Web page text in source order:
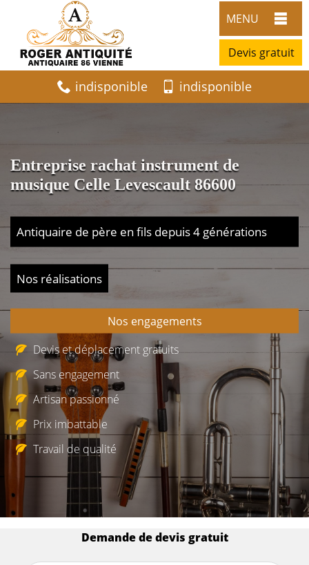
MENU
Devis gratuit
indisponible indisponible
Entreprise rachat instrument de
musique Celle Levescault 86600
Antiquaire de père en fils depuis 4 générations
Nos réalisations
Nos engagements
Devis et déplacement gratuits
Sans engagement
Artisan passionné
Prix imbattable
Travail de qualité
Demande de devis gratuit